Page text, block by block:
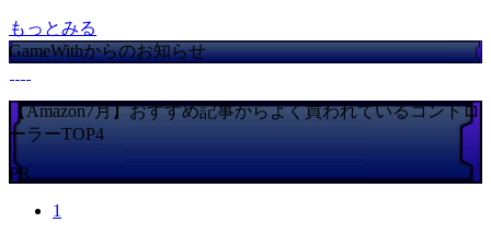
もっとみる
GameWithからのお知らせ
【Amazon7月】おすすめ記事からよく買われているコントロ
ーラーTOP4
PR
1